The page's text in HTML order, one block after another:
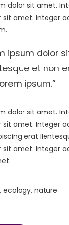
dolor sit amet.
sit amet. Integer
ipsum dolor
et non
ipsum.”
dolor sit amet.
sit amet. Integer
erat
sit amet. Integer
, ecology, nature